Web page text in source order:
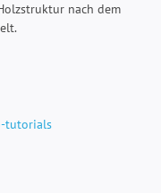
nach dem
tutorials